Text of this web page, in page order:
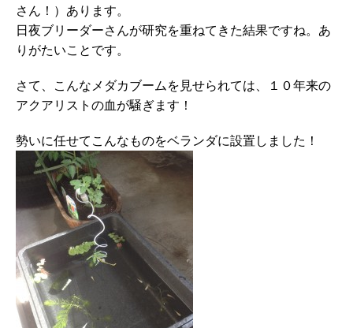
さん！）あります。
日夜ブリーダーさんが研究を重ねてきた結果ですね。あ
りがたいことです。
さて、こんなメダカブームを見せられては、１０年来の
アクアリストの血が騒ぎます！
勢いに任せてこんなものをベランダに設置しました！